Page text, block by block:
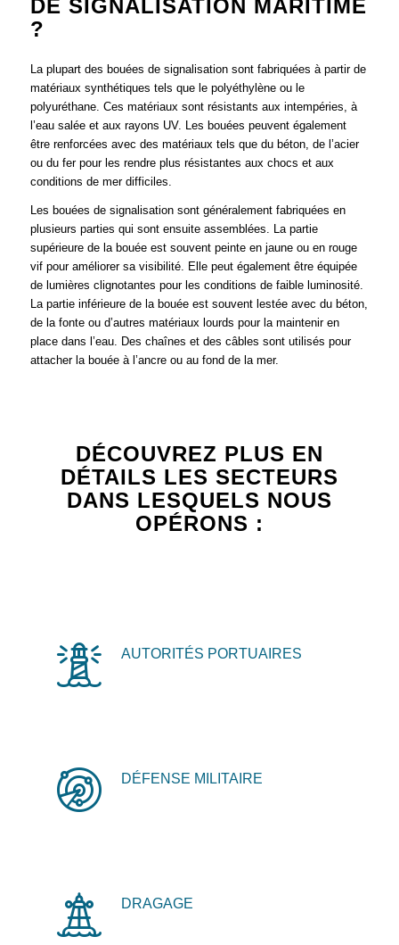
DE SIGNALISATION MARITIME
?
La plupart des bouées de signalisation sont fabriquées à partir de
matériaux synthétiques tels que le polyéthylène ou le
polyuréthane. Ces matériaux sont résistants aux intempéries, à
l’eau salée et aux rayons UV. Les bouées peuvent également
être renforcées avec des matériaux tels que du béton, de l’acier
ou du fer pour les rendre plus résistantes aux chocs et aux
conditions de mer difficiles.
Les bouées de signalisation sont généralement fabriquées en
plusieurs parties qui sont ensuite assemblées. La partie
supérieure de la bouée est souvent peinte en jaune ou en rouge
vif pour améliorer sa visibilité. Elle peut également être équipée
de lumières clignotantes pour les conditions de faible luminosité.
La partie inférieure de la bouée est souvent lestée avec du béton,
de la fonte ou d’autres matériaux lourds pour la maintenir en
place dans l’eau. Des chaînes et des câbles sont utilisés pour
attacher la bouée à l’ancre ou au fond de la mer.
DÉCOUVREZ PLUS EN
DÉTAILS LES SECTEURS
DANS LESQUELS NOUS
OPÉRONS :
AUTORITÉS PORTUAIRES
DÉFENSE MILITAIRE
DRAGAGE